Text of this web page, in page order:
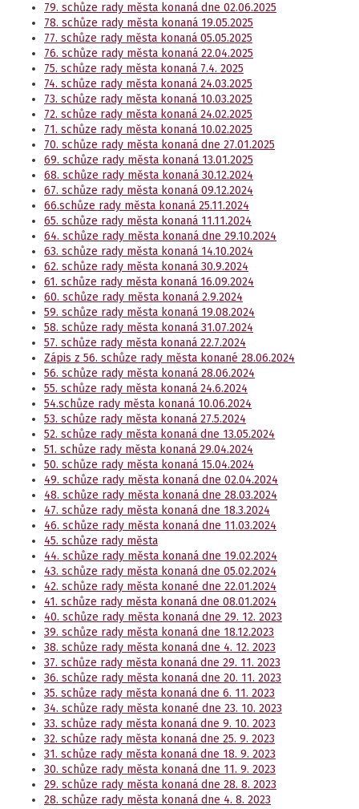
79. schůze rady města konaná dne 02.06.2025
78. schůze rady města konaná 19.05.2025
77. schůze rady města konaná 05.05.2025
76. schůze rady města konaná 22.04.2025
75. schůze rady města konaná 7.4. 2025
74. schůze rady města konaná 24.03.2025
73. schůze rady města konaná 10.03.2025
72. schůze rady města konaná 24.02.2025
71. schůze rady města konaná 10.02.2025
70. schůze rady města konaná dne 27.01.2025
69. schůze rady města konaná 13.01.2025
68. schůze rady města konaná 30.12.2024
67. schůze rady města konaná 09.12.2024
66.schůze rady města konaná 25.11.2024
65. schůze rady města konaná 11.11.2024
64. schůze rady města konaná dne 29.10.2024
63. schůze rady města konaná 14.10.2024
62. schůze rady města konaná 30.9.2024
61. schůze rady města konaná 16.09.2024
60. schůze rady města konaná 2.9.2024
59. schůze rady města konaná 19.08.2024
58. schůze rady města konaná 31.07.2024
57. schůze rady města konaná 22.7.2024
Zápis z 56. schůze rady města konané 28.06.2024
56. schůze rady města konaná 28.06.2024
55. schůze rady města konaná 24.6.2024
54.schůze rady města konaná 10.06.2024
53. schůze rady města konaná 27.5.2024
52. schůze rady města konaná dne 13.05.2024
51. schůze rady města konaná 29.04.2024
50. schůze rady města konaná 15.04.2024
49. schůze rady města konaná dne 02.04.2024
48. schůze rady města konaná dne 28.03.2024
47. schůze rady města konaná dne 18.3.2024
46. schůze rady města konaná dne 11.03.2024
45. schůze rady města
44. schůze rady města konaná dne 19.02.2024
43. schůze rady města konaná dne 05.02.2024
42. schůze rady města konané dne 22.01.2024
41. schůze rady města konaná dne 08.01.2024
40. schůze rady města konaná dne 29. 12. 2023
39. schůze rady města konaná dne 18.12.2023
38. schůze rady města konaná dne 4. 12. 2023
37. schůze rady města konaná dne 29. 11. 2023
36. schůze rady města konaná dne 20. 11. 2023
35. schůze rady města konaná dne 6. 11. 2023
34. schůze rady města konané dne 23. 10. 2023
33. schůze rady města konaná dne 9. 10. 2023
32. schůze rady města konaná dne 25. 9. 2023
31. schůze rady města konaná dne 18. 9. 2023
30. schůze rady města konaná dne 11. 9. 2023
29. schůze rady města konaná dne 28. 8. 2023
28. schůze rady města konaná dne 4. 8. 2023